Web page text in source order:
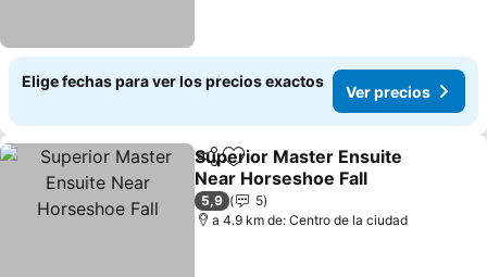
Elige fechas para ver los precios exactos
Ver precios
CompartirAgregar a favoritos
Superior Master Ensuite
Near Horseshoe Fall
Ver precios
5,9
5
a 4.9 km de: Centro de la ciudad